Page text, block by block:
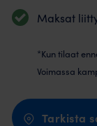
Maksat
*Kun tilaat
Voimassa
Tarkista